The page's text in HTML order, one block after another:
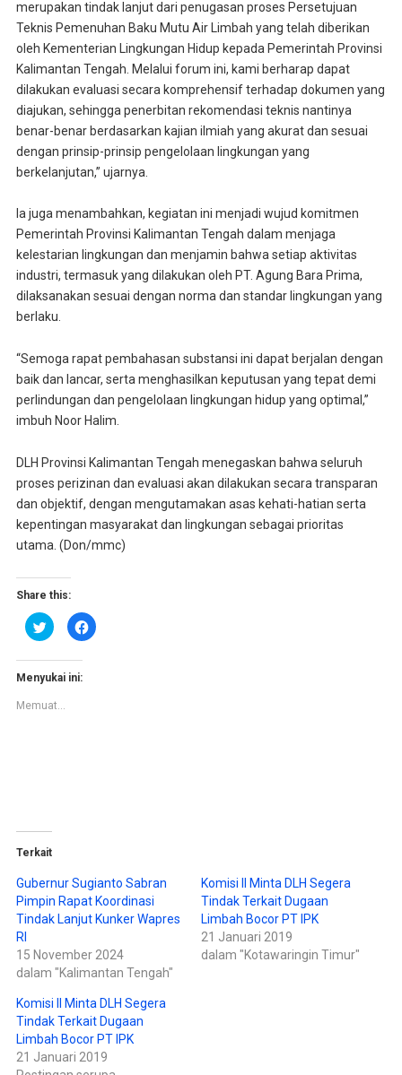
merupakan tindak lanjut dari penugasan proses Persetujuan
Teknis Pemenuhan Baku Mutu Air Limbah yang telah diberikan
oleh Kementerian Lingkungan Hidup kepada Pemerintah Provinsi
Kalimantan Tengah. Melalui forum ini, kami berharap dapat
dilakukan evaluasi secara komprehensif terhadap dokumen yang
diajukan, sehingga penerbitan rekomendasi teknis nantinya
benar-benar berdasarkan kajian ilmiah yang akurat dan sesuai
dengan prinsip-prinsip pengelolaan lingkungan yang
berkelanjutan,” ujarnya.
Ia juga menambahkan, kegiatan ini menjadi wujud komitmen
Pemerintah Provinsi Kalimantan Tengah dalam menjaga
kelestarian lingkungan dan menjamin bahwa setiap aktivitas
industri, termasuk yang dilakukan oleh PT. Agung Bara Prima,
dilaksanakan sesuai dengan norma dan standar lingkungan yang
berlaku.
“Semoga rapat pembahasan substansi ini dapat berjalan dengan
baik dan lancar, serta menghasilkan keputusan yang tepat demi
perlindungan dan pengelolaan lingkungan hidup yang optimal,”
imbuh Noor Halim.
DLH Provinsi Kalimantan Tengah menegaskan bahwa seluruh
proses perizinan dan evaluasi akan dilakukan secara transparan
dan objektif, dengan mengutamakan asas kehati-hatian serta
kepentingan masyarakat dan lingkungan sebagai prioritas
utama. (Don/mmc)
Share this:
K
l
n
k
a
w
i
t
e
r
(
M
b
u
k
d
i
j
e
n
d
e
K
l
e
b
o
o
k
M
e
m
b
k
a
d
j
e
n
Menyukai ini:
Memuat...
Terkait
Gubernur Sugianto Sabran
Pimpin Rapat Koordinasi
Tindak Lanjut Kunker Wapres
RI
15 November 2024
dalam "Kalimantan Tengah"
Komisi II Minta DLH Segera
Tindak Terkait Dugaan
Limbah Bocor PT IPK
21 Januari 2019
dalam "Kotawaringin Timur"
Komisi II Minta DLH Segera
Tindak Terkait Dugaan
Limbah Bocor PT IPK
21 Januari 2019